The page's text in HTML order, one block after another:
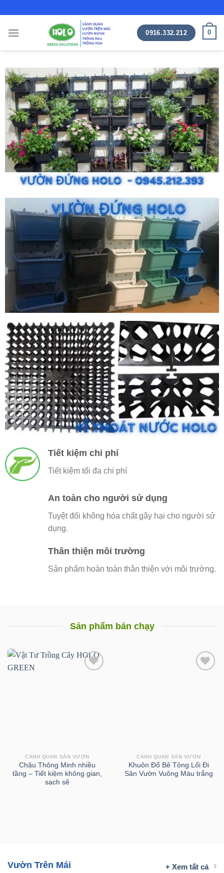
content
0916.332.212 0
Tiết kiệm chi phí
Tiết kiệm tối đa chi phí
An toàn cho người sử dụng
Tuyệt đối không hóa chất gây hại cho người sử
dụng.
Thân thiện môi trường
Sản phẩm hoàn toàn thân thiện với môi trường.
Sản phẩm bán chạy
CẢNH QUAN SÂN VƯỜN
Chậu Thông Minh nhiều
tầng – Tiết kiệm không gian,
sạch sẽ
CẢNH QUAN SÂN VƯỜN
Khuôn Đổ Bê Tông Lối Đi
Sân Vườn Vuông Màu trắng
Vườn Trên Mái + Xem tất cả